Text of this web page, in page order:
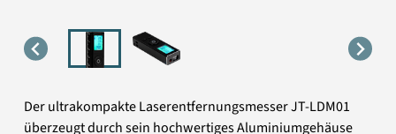
Der ultrakompakte Laserentfernungsmesser JT-LDM01
überzeugt durch sein hochwertiges Aluminiumgehäuse